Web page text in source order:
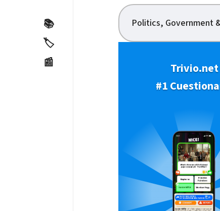
📚
🏷️
📰
Politics, Government
Trivio.net
#1